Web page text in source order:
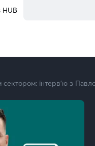
HUB
інтерв’ю з
| Kyivstar